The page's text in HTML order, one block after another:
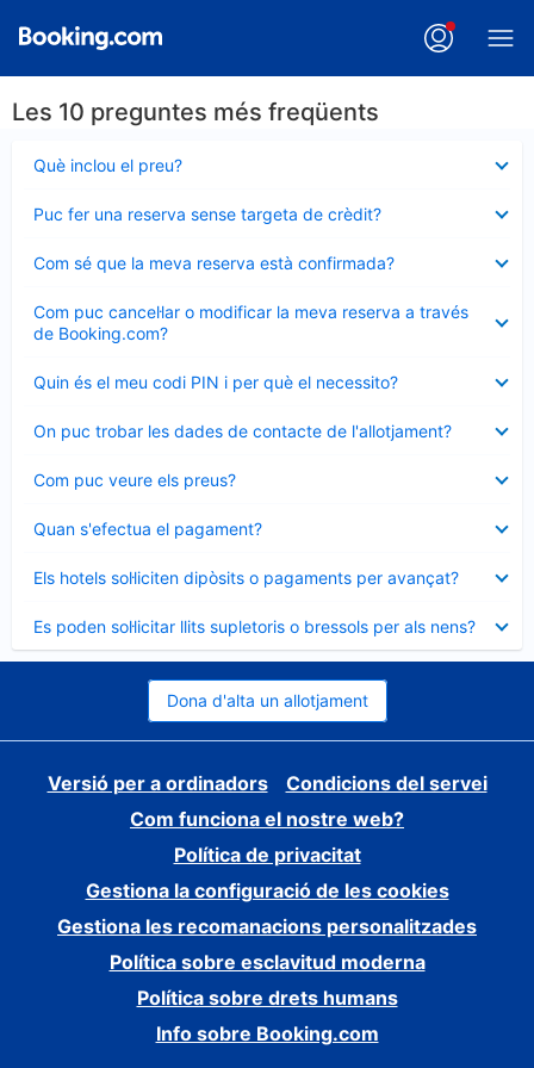
Les 10 preguntes més freqüents
Què inclou el preu?
tancat
Puc fer una reserva sense targeta de crèdit?
tancat
Com sé que la meva reserva està confirmada?
tancat
Com puc cancel·lar o modificar la meva reserva a través
de Booking.com?
tancat
Quin és el meu codi PIN i per què el necessito?
tancat
On puc trobar les dades de contacte de l'allotjament?
tancat
Com puc veure els preus?
tancat
Quan s'efectua el pagament?
tancat
Els hotels sol·liciten dipòsits o pagaments per avançat?
tancat
Es poden sol·licitar llits supletoris o bressols per als nens?
tancat
Dona d'alta un allotjament
Versió per a ordinadors
Condicions del servei
Com funciona el nostre web?
Política de privacitat
Gestiona la configuració de les cookies
Gestiona les recomanacions personalitzades
Política sobre esclavitud moderna
Política sobre drets humans
Info sobre Booking.com